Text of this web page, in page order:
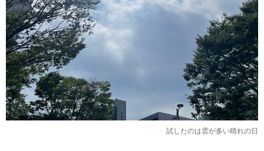
試したのは雲が多い晴れの日